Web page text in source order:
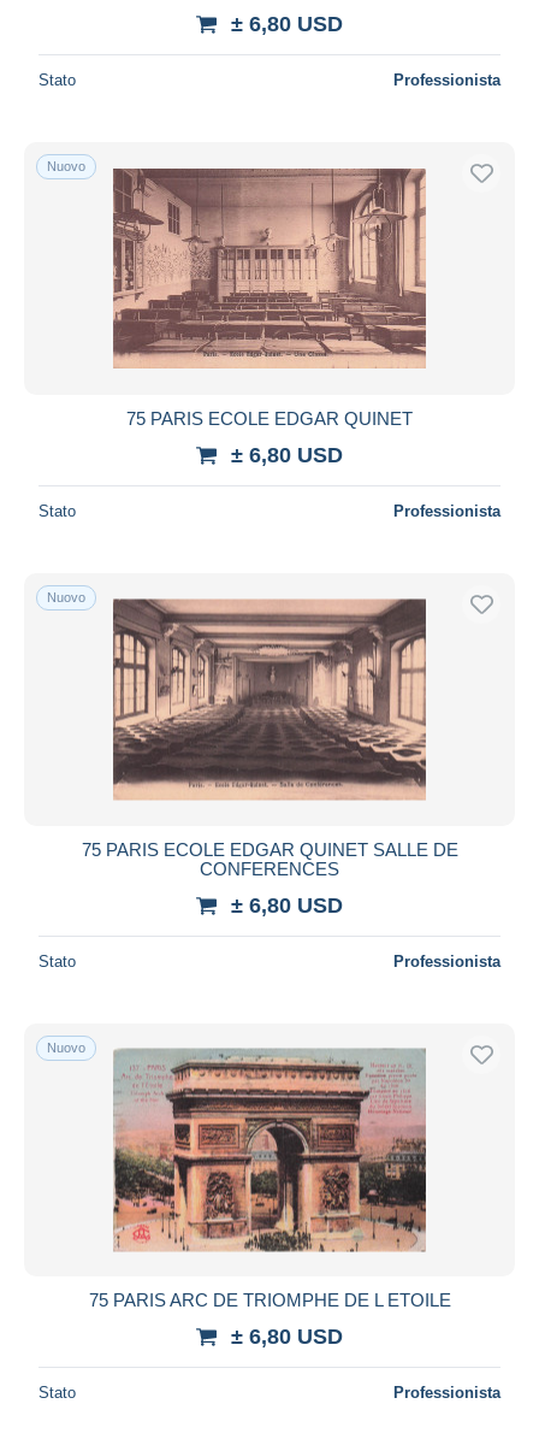
± 6,80 USD
Stato Professionista
Nuovo
75 PARIS ECOLE EDGAR QUINET
± 6,80 USD
Stato Professionista
Nuovo
75 PARIS ECOLE EDGAR QUINET SALLE DE
CONFERENCES
± 6,80 USD
Stato Professionista
Nuovo
75 PARIS ARC DE TRIOMPHE DE L ETOILE
± 6,80 USD
Stato Professionista